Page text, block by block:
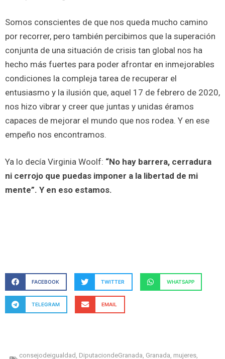
Somos conscientes de que nos queda mucho camino
por recorrer, pero también percibimos que la superación
conjunta de una situación de crisis tan global nos ha
hecho más fuertes para poder afrontar en inmejorables
condiciones la compleja tarea de recuperar el
entusiasmo y la ilusión que, aquel 17 de febrero de 2020,
nos hizo vibrar y creer que juntas y unidas éramos
capaces de mejorar el mundo que nos rodea. Y en ese
empeño nos encontramos.
Ya lo decía Virginia Woolf: “No hay barrera, cerradura
ni cerrojo que puedas imponer a la libertad de mi
mente”. Y en eso estamos.
FACEBOOK TWITTER WHATSAPP
TELEGRAM EMAIL
consejodeigualdad , DiputaciondeGranada, Granada, mujeres,